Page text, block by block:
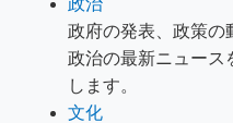
政治
政府の発表、政策の
政治の最新ニュース
します。
文化